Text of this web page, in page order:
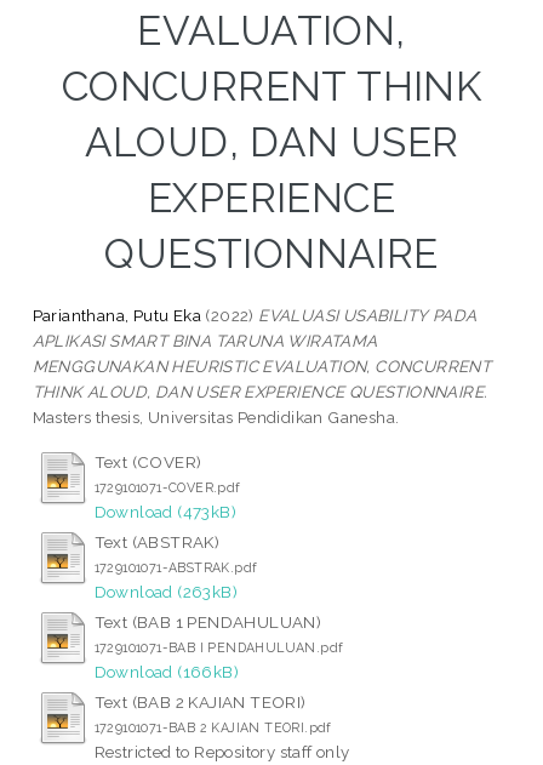
EVALUATION,
CONCURRENT THINK
ALOUD, DAN USER
EXPERIENCE
QUESTIONNAIRE
Parianthana, Putu Eka (2022) EVALUASI USABILITY PADA
APLIKASI SMART BINA TARUNA WIRATAMA
MENGGUNAKAN HEURISTIC EVALUATION, CONCURRENT
THINK ALOUD, DAN USER EXPERIENCE QUESTIONNAIRE.
Masters thesis, Universitas Pendidikan Ganesha.
Text (COVER)
1729101071-COVER.pdf
Download (473kB)
Text (ABSTRAK)
1729101071-ABSTRAK.pdf
Download (263kB)
Text (BAB 1 PENDAHULUAN)
1729101071-BAB I PENDAHULUAN.pdf
Download (166kB)
Text (BAB 2 KAJIAN TEORI)
1729101071-BAB 2 KAJIAN TEORI.pdf
Restricted to Repository staff only